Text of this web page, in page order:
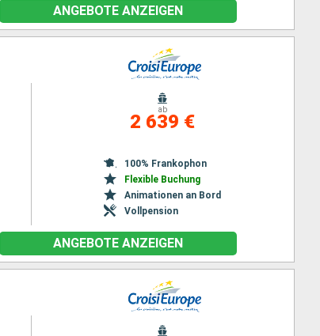
ANGEBOTE ANZEIGEN
ab
2 639 €
100% Frankophon
Flexible Buchung
Animationen an Bord
Vollpension
ANGEBOTE ANZEIGEN